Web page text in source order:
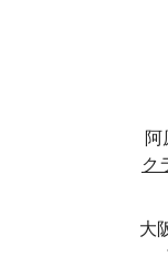
阿
ク
大